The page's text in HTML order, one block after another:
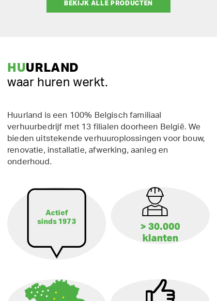
BEKIJK ALLE PRODUCTEN
HUURLAND
waar huren werkt.
Huurland is een 100% Belgisch familiaal
verhuurbedrijf met 13 filialen doorheen België. We
bieden uitstekende verhuuroplossingen voor bouw,
renovatie, installatie, afwerking, aanleg en
onderhoud.
Actief
sinds 1973
> 30.000
klanten